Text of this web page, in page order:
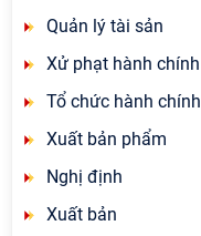
Quản lý tài sản
Xử phạt hành chính
Tổ chức hành chính
Xuất bản phẩm
Nghị định
Xuất bản